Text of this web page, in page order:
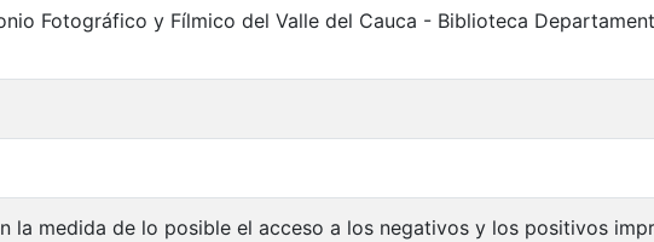
Fotográfico y Fílmico del Valle del Cauca - Biblioteca
la medida de lo posible el acceso a los negativos y los positivos